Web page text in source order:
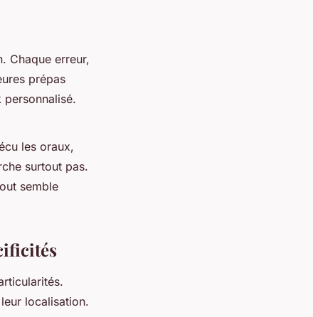
Chaque erreur,
prépas
les oraux,
surtout pas.
semble
localisation.